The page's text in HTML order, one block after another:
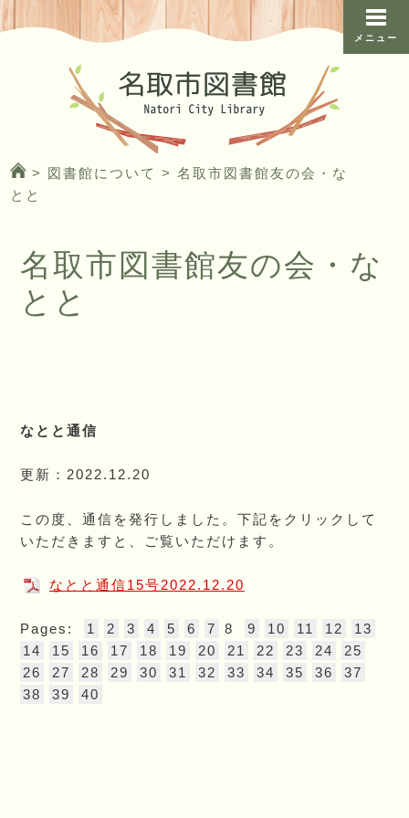
メニュー
> 図書館について >名取市図書館友の会・な
とと
名取市図書館友の会・な
とと
なとと通信
更新：2022.12.20
この度、通信を発行しました。下記をクリックして
いただきますと、ご覧いただけます。
なとと通信15号2022.12.20
Pages: 1 2 3 4 5 6 7 8 9 10 11 12
13
14
15 16 17 18 19 20 21 22 23 24
25
26
27 28 29 30 31 32 33 34 35 36
37
38
39 40